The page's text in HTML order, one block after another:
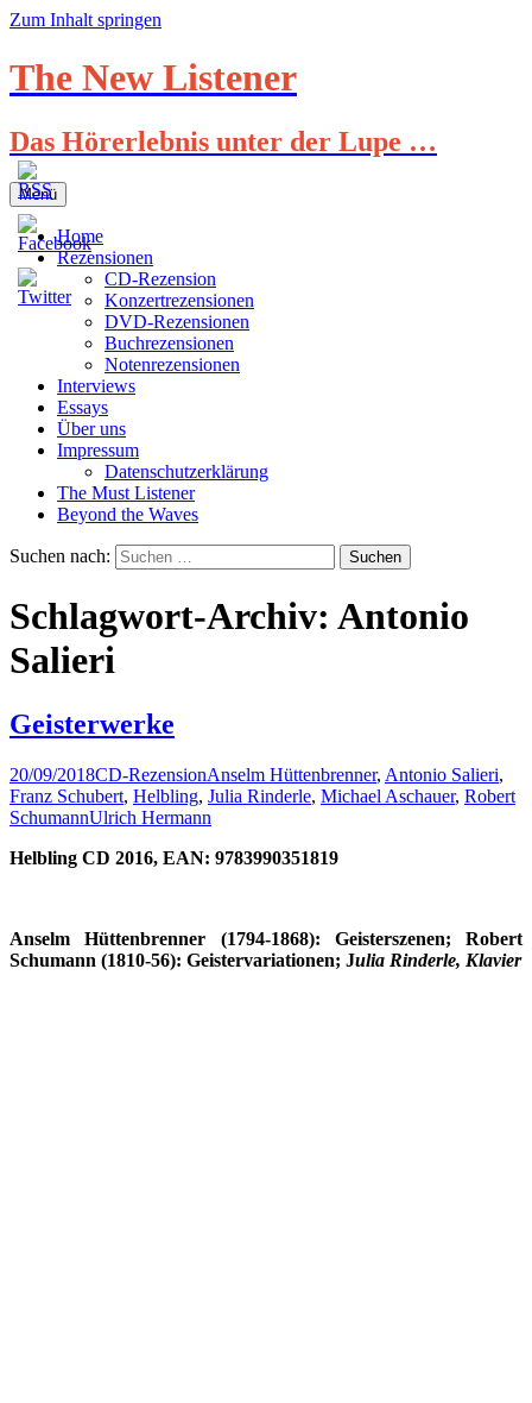
Zum Inhalt springen
The New Listener
Das Hörerlebnis unter der Lupe …
Menü
Home
Rezensionen
CD-Rezension
Konzertrezensionen
DVD-Rezensionen
Buchrezensionen
Notenrezensionen
Interviews
Essays
Über uns
Impressum
Datenschutzerklärung
The Must Listener
Beyond the Waves
Suchen nach:
Schlagwort-Archiv: Antonio
Salieri
Geisterwerke
20/09/2018CD-RezensionAnselm Hüttenbrenner, Antonio Salieri,
Franz Schubert, Helbling, Julia Rinderle, Michael Aschauer, Robert
SchumannUlrich Hermann
Helbling CD 2016, EAN: 9783990351819
Anselm Hüttenbrenner (1794-1868): Geisterszenen; Robert
Schumann (1810-56): Geistervariationen; Julia Rinderle, Klavier